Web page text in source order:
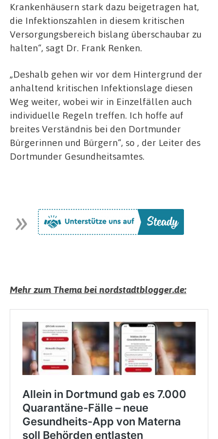
Krankenhäusern stark dazu beigetragen hat,
die Infektionszahlen in diesem kritischen
Versorgungsbereich bislang überschaubar zu
halten“, sagt Dr. Frank Renken.
„Deshalb gehen wir vor dem Hintergrund der
anhaltend kritischen Infektionslage diesen
Weg weiter, wobei wir in Einzelfällen auch
individuelle Regeln treffen. Ich hoffe auf
breites Verständnis bei den Dortmunder
Bürgerinnen und Bürgern“, so , der Leiter des
Dortmunder Gesundheitsamtes.
Mehr zum Thema bei nordstadtblogger.de: